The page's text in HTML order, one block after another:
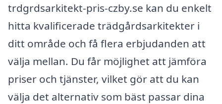
trdgrdsarkitekt-pris-czby.se kan du enkelt
hitta kvalificerade trädgårdsarkitekter i
ditt område och få flera erbjudanden att
välja mellan. Du får möjlighet att jämföra
priser och tjänster, vilket gör att du kan
välja det alternativ som bäst passar dina